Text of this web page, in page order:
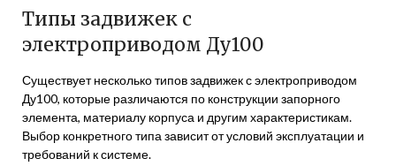
Типы задвижек с
электроприводом Ду100
Существует несколько типов задвижек с электроприводом
Ду100, которые различаются по конструкции запорного
элемента, материалу корпуса и другим характеристикам.
Выбор конкретного типа зависит от условий эксплуатации и
требований к системе.